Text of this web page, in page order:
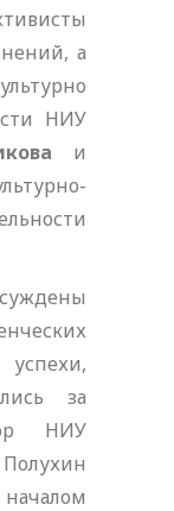
а
НИУ
и
за
НИУ